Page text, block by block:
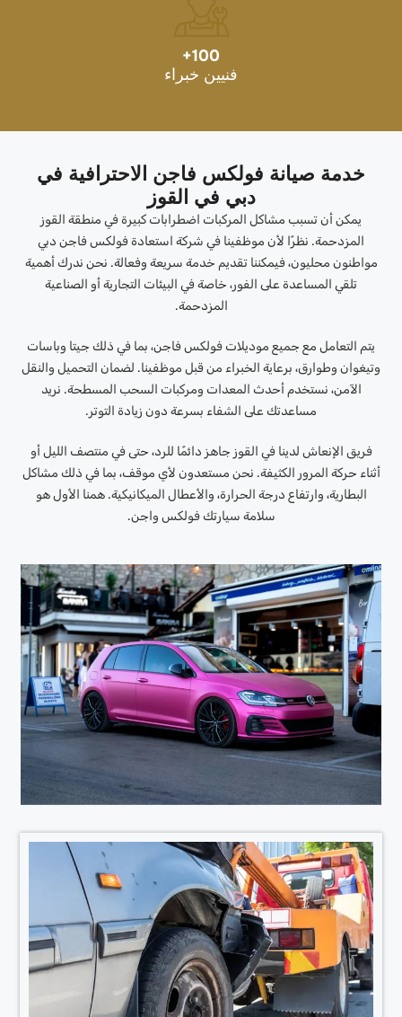
100
+
فنيين خبراء
خدمة صيانة فولكس فاجن الاحترافية في
دبي في القوز
يمكن أن تسبب مشاكل المركبات اضطرابات كبيرة في منطقة القوز
المزدحمة. نظرًا لأن موظفينا في شركة استعادة فولكس فاجن دبي
مواطنون محليون، فيمكننا تقديم خدمة سريعة وفعالة. نحن ندرك أهمية
تلقي المساعدة على الفور، خاصة في البيئات التجارية أو الصناعية
المزدحمة.
يتم التعامل مع جميع موديلات فولكس فاجن، بما في ذلك جيتا وباسات
وتيغوان وطوارق، برعاية الخبراء من قبل موظفينا. لضمان التحميل والنقل
الآمن، نستخدم أحدث المعدات ومركبات السحب المسطحة. نريد
مساعدتك على الشفاء بسرعة دون زيادة التوتر.
فريق الإنعاش لدينا في القوز جاهز دائمًا للرد، حتى في منتصف الليل أو
أثناء حركة المرور الكثيفة. نحن مستعدون لأي موقف، بما في ذلك مشاكل
البطارية، وارتفاع درجة الحرارة، والأعطال الميكانيكية. همنا الأول هو
سلامة سيارتك فولكس واجن.